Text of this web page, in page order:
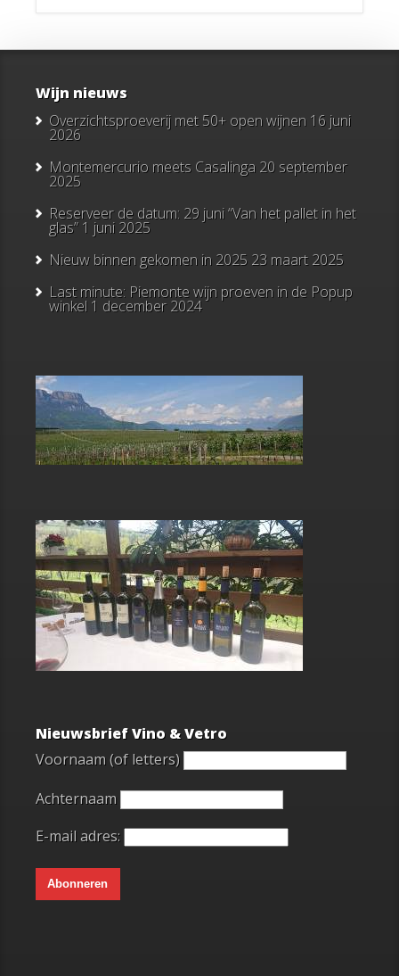
Wijn nieuws
Overzichtsproeverij met 50+ open wijnen 16 juni
2026
Montemercurio meets Casalinga 20 september
2025
Reserveer de datum: 29 juni “Van het pallet in het
glas” 1 juni 2025
Nieuw binnen gekomen in 2025 23 maart 2025
Last minute: Piemonte wijn proeven in de Popup
winkel 1 december 2024
Nieuwsbrief Vino & Vetro
Voornaam (of letters)
Achternaam
E-mail adres: